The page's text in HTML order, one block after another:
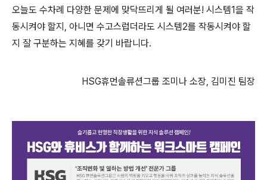
오늘도 수차례 다양한 문제에 맞닥뜨리게 될 여러분! 시스템1을 작
동시켜야 할지, 아니면 수고스럽더라도 시스템2를 작동시켜야 할
지 잘 구분하는 지혜를 갖기 바랍니다.
HSG휴먼솔류션그룹 조미나 소장, 김미진 팀장